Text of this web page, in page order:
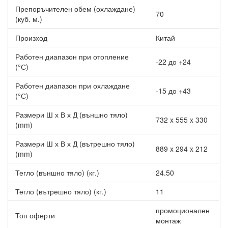
Препоръчителен обем (охлаждане)
(куб. м.)
70
Произход
Китай
Работен диапазон при отопление
(°С)
-22 до +24
Работен диапазон при охлаждане
(°С)
-15 до +43
Размери Ш х В х Д (външно тяло)
(mm)
732 x 555 x 330
Размери Ш х В х Д (вътрешно тяло)
(mm)
889 x 294 x 212
Тегло (външно тяло) (кг.)
24.50
Тегло (вътрешно тяло) (кг.)
11
Топ оферти
промоционален
монтаж